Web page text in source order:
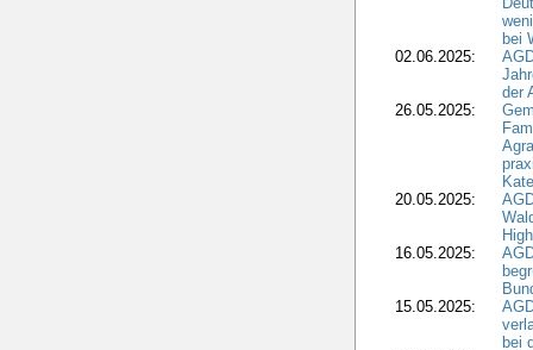
bei
02.06.2025:
der
26.05.2025:
20.05.2025:
16.05.2025:
15.05.2025:
bei